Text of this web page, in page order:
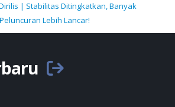
| Stabilitas Ditingkatkan, Banyak
Lebih Lancar!